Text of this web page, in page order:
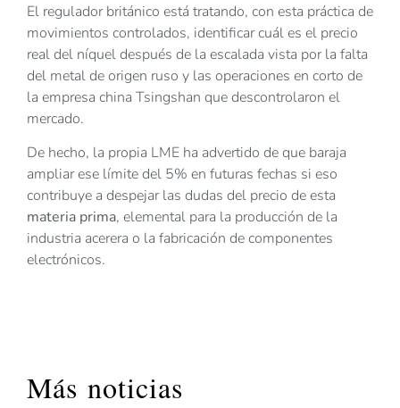
El regulador británico está tratando, con esta práctica de
movimientos controlados, identificar cuál es el precio
real del níquel después de la escalada vista por la falta
del metal de origen ruso y las operaciones en corto de
la empresa china Tsingshan que descontrolaron el
mercado.
De hecho, la propia LME ha advertido de que baraja
ampliar ese límite del 5% en futuras fechas si eso
contribuye a despejar las dudas del precio de esta
materia prima, elemental para la producción de la
industria acerera o la fabricación de componentes
electrónicos.
Más noticias